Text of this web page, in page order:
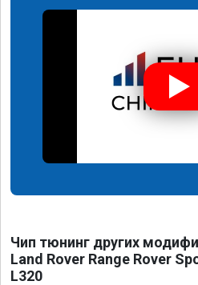
Чип тюнинг других
Land Rover Range Rover
L320